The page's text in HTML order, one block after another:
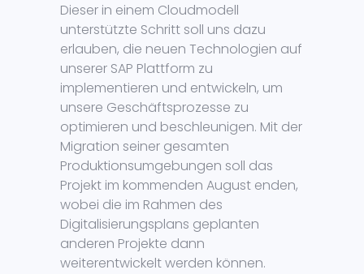
Dieser in einem Cloudmodell
unterstützte Schritt soll uns dazu
erlauben, die neuen Technologien auf
unserer SAP Plattform zu
implementieren und entwickeln, um
unsere Geschäftsprozesse zu
optimieren und beschleunigen. Mit der
Migration seiner gesamten
Produktionsumgebungen soll das
Projekt im kommenden August enden,
wobei die im Rahmen des
Digitalisierungsplans geplanten
anderen Projekte dann
weiterentwickelt werden können.